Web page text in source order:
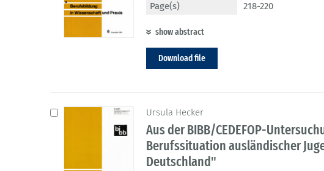
Page(s)
218-220
show abstract
Download file
Ursula Hecker
Aus der BIBB/CEDEFOP-
Berufssituation ausländischer
Deutschland"